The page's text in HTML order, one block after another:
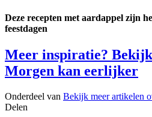
Deze recepten met aardappel zijn
feestdagen
Meer inspiratie?
Morgen kan eerlijker
Onderdeel van Bekijk meer artikelen
Delen